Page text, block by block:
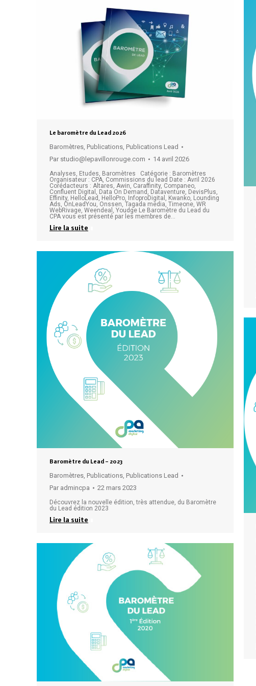
Le baromètre du Lead 2026
Baromètres, Publications, Publications Lead
Par studio@lepavillonrouge.com 14 avril 2026
Analyses, Etudes, Baromètres Catégorie : Baromètres
Organisateur : CPA, Commissions du lead Date : Avril 2026
Corédacteurs : Altares, Awin, Caraffinity, Companeo,
Confluent Digital, Data On Demand, Dataventure, DevisPlus,
Effinity, HelloLead, HelloPro, InfoproDigital, Kwanko, Lounding
Ads, OnLeadYou, Onssen, Tagada media, Timeone, WR
WebRivage, Weendeal, Youdge Le Baromètre du Lead du
CPA vous est présenté par les membres de…
Lire la suite
Baromètre du Lead – 2023
Baromètres, Publications, Publications Lead
Par admincpa 22 mars 2023
Découvrez la nouvelle édition, très attendue, du Baromètre
du Lead édition 2023
Lire la suite